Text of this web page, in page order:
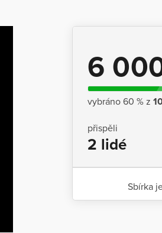
6
vybráno 60 % z
přispěli
2 lidé
Sbírka